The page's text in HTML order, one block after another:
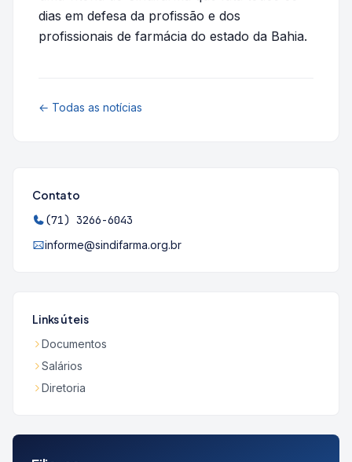
dias em defesa da profissão e dos
profissionais de farmácia do estado da Bahia.
← Todas as notícias
Contato
(71) 3266-6043
informe@sindifarma.org.br
Links úteis
Documentos
Salários
Diretoria